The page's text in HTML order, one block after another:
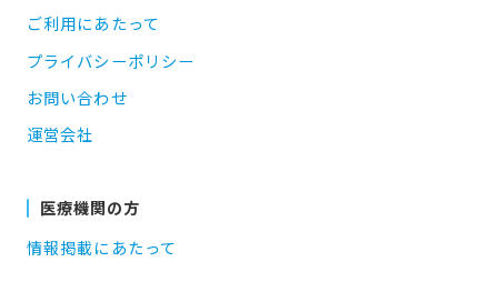
ご利用にあたって
プライバシーポリシー
お問い合わせ
運営会社
医療機関の方
情報掲載にあたって